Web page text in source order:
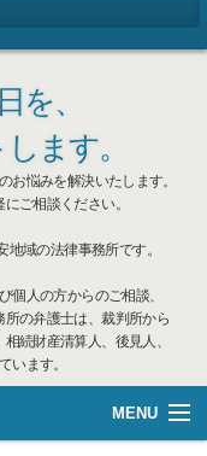
を、
ます。
お悩みを解決いたします。
ご相談ください。
域の法律事務所です。
個人の方からのご相談、
の弁護士は、裁判所から
続財産清算人、後見人、
います。
MENU